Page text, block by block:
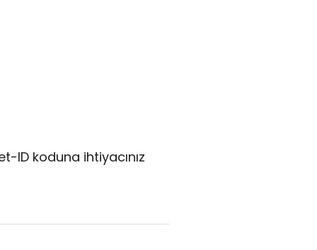
ID koduna ihtiyacınız